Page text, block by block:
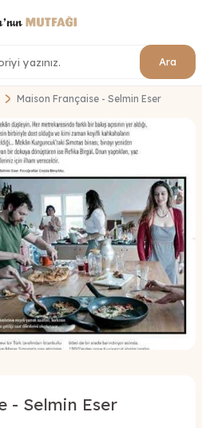
Ara
Maison Française - Selmin Eser
- Selmin Eser